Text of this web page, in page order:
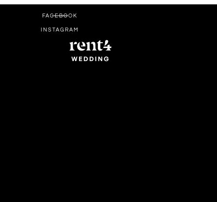
FACEBOOK
INSTAGRAM